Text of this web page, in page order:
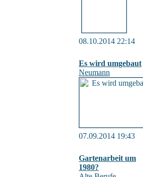
08.10.2014 22:14
Es wird umgebaut
Neumann
07.09.2014 19:43
Gartenarbeit um
1980?